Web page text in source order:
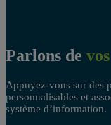
Parlons de
Appuyez-vous sur des
personnalisables et
système d’information.